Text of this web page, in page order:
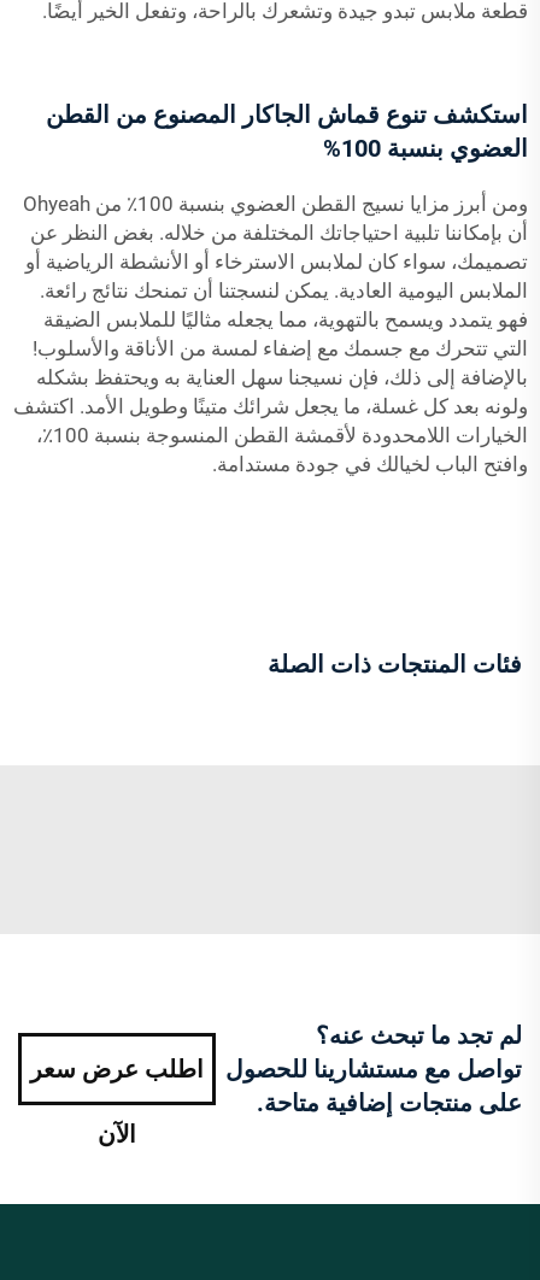
قطعة ملابس تبدو جيدة وتشعرك بالراحة، وتفعل الخير أيضًا.
استكشف تنوع قماش الجاكار المصنوع من القطن
العضوي بنسبة 100%
ومن أبرز مزايا نسيج القطن العضوي بنسبة 100٪ من Ohyeah
أن بإمكاننا تلبية احتياجاتك المختلفة من خلاله. بغض النظر عن
تصميمك، سواء كان لملابس الاسترخاء أو الأنشطة الرياضية أو
الملابس اليومية العادية. يمكن لنسجتنا أن تمنحك نتائج رائعة.
فهو يتمدد ويسمح بالتهوية، مما يجعله مثاليًا للملابس الضيقة
التي تتحرك مع جسمك مع إضفاء لمسة من الأناقة والأسلوب!
بالإضافة إلى ذلك، فإن نسيجنا سهل العناية به ويحتفظ بشكله
ولونه بعد كل غسلة، ما يجعل شرائك متينًا وطويل الأمد. اكتشف
الخيارات اللامحدودة لأقمشة القطن المنسوجة بنسبة 100٪،
وافتح الباب لخيالك في جودة مستدامة.
فئات المنتجات ذات الصلة
لم تجد ما تبحث عنه؟
تواصل مع مستشارينا للحصول
على منتجات إضافية متاحة.
اطلب عرض سعر
الآن